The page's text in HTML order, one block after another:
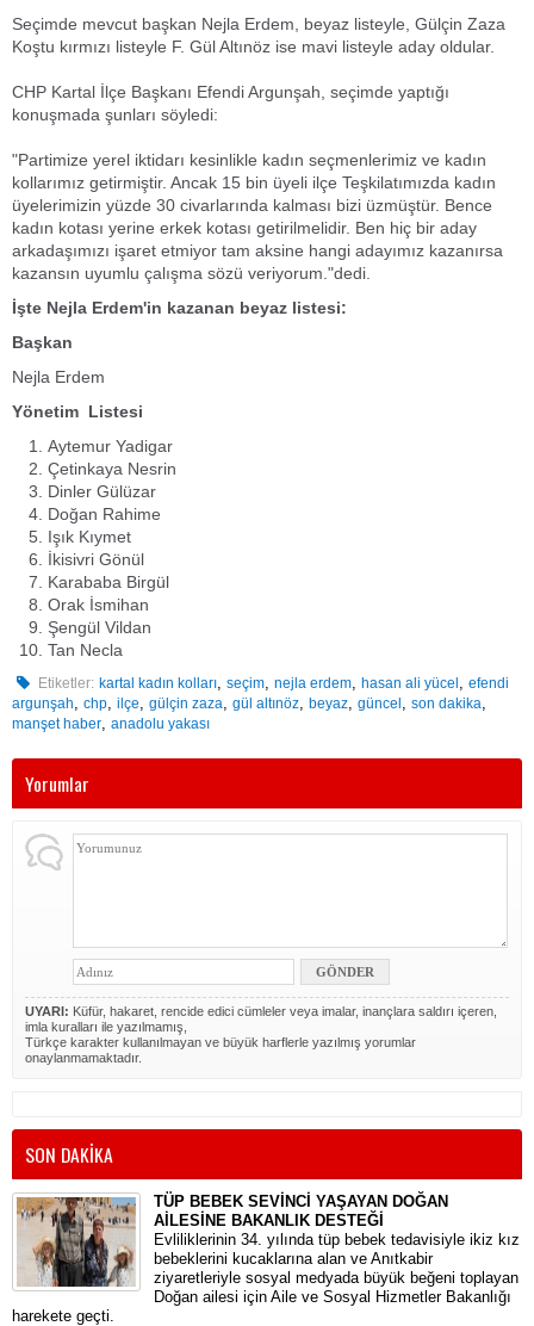
Seçimde mevcut başkan Nejla Erdem, beyaz listeyle, Gülçin Zaza
Koştu kırmızı listeyle F. Gül Altınöz ise mavi listeyle aday oldular.
CHP Kartal İlçe Başkanı Efendi Argunşah, seçimde yaptığı
konuşmada şunları söyledi:
"Partimize yerel iktidarı kesinlikle kadın seçmenlerimiz ve kadın
kollarımız getirmiştir. Ancak 15 bin üyeli ilçe Teşkilatımızda kadın
üyelerimizin yüzde 30 civarlarında kalması bizi üzmüştür. Bence
kadın kotası yerine erkek kotası getirilmelidir. Ben hiç bir aday
arkadaşımızı işaret etmiyor tam aksine hangi adayımız kazanırsa
kazansın uyumlu çalışma sözü veriyorum."dedi.
İşte Nejla Erdem'in kazanan beyaz listesi:
Başkan
Nejla Erdem
Yönetim Listesi
Aytemur Yadigar
Çetinkaya Nesrin
Dinler Gülüzar
Doğan Rahime
Işık Kıymet
İkisivri Gönül
Karababa Birgül
Orak İsmihan
Şengül Vildan
Tan Necla
Etiketler: kartal kadın kolları,seçim,nejla erdem,hasan ali yücel ,efendi
argunşah, chp, ilçe, gülçin zaza, gül altınöz, beyaz, güncel , son dakika,
manşet haber, anadolu yakası
Yorumlar
UYARI: Küfür, hakaret, rencide edici cümleler veya imalar, inançlara saldırı içeren,
imla kuralları ile yazılmamış,
Türkçe karakter kullanılmayan ve büyük harflerle yazılmış yorumlar
onaylanmamaktadır.
SON DAKİKA
TÜP BEBEK SEVİNCİ YAŞAYAN DOĞAN
AİLESİNE BAKANLIK DESTEĞİ
​Evliliklerinin 34. yılında tüp bebek tedavisiyle ikiz kız
bebeklerini kucaklarına alan ve Anıtkabir
ziyaretleriyle sosyal medyada büyük beğeni toplayan
Doğan ailesi için Aile ve Sosyal Hizmetler Bakanlığı
harekete geçti.